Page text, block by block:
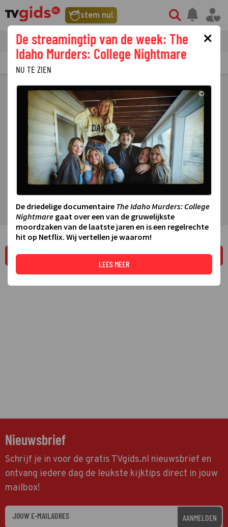
stem nu!
tvgids streaming nieuws
PRIMETIME GEMIST
LEES MEER
Nieuwsbrief
Schrijf je in voor de gratis TVgids.nl nieuwsbrief en
ontvang iedere dag de leukste kijktips direct in jouw
mailbox!
AANMELDEN
×
De streamingtip van de week: The
Idaho Murders: College Nightmare
NU TE ZIEN
©
De driedelige documentaire The Idaho Murders: College
Nightmare gaat over een van de gruwelijkste
moordzaken van de laatste jaren en is een regelrechte
hit op Netflix. Wij vertellen je waarom!
LEES MEER